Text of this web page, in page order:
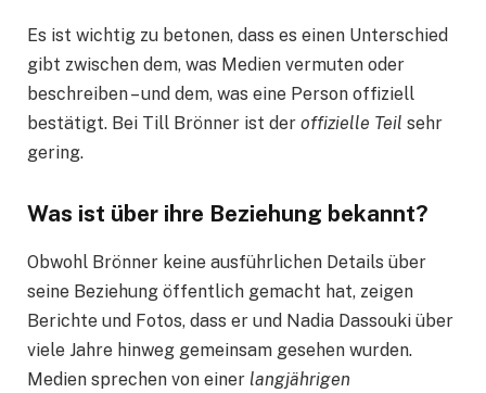
Es ist wichtig zu betonen, dass es einen Unterschied
gibt zwischen dem, was Medien vermuten oder
beschreiben – und dem, was eine Person offiziell
bestätigt. Bei Till Brönner ist der offizielle Teil sehr
gering.
Was ist über ihre Beziehung bekannt?
Obwohl Brönner keine ausführlichen Details über
seine Beziehung öffentlich gemacht hat, zeigen
Berichte und Fotos, dass er und Nadia Dassouki über
viele Jahre hinweg gemeinsam gesehen wurden.
Medien sprechen von einer langjährigen